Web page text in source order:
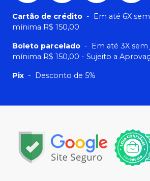
Cartão de crédito - Em até 6X
mínima R$ 150,00
Boleto parcelado - Em até 3X
mínima R$ 150,00 - Sujeito a
Pix - Desconto de 5%